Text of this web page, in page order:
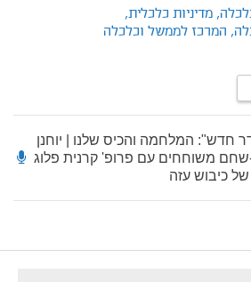
מדיניות כלכלית,
המרכז לממשל וכלכלה
"סדר חדש": המלחמה והכיס שלנו | יוחנן
שחם משוחחים עם פרופ' קרנית פלוג
כיבוש עזה